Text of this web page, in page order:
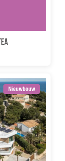
Nieuwbouw